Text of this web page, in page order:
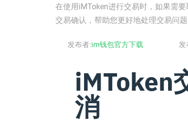
在使用iMToken进行交易时，如果需
交易确认，帮助您更好地处理交易问题
发布者:im钱包官方下载 发
iMToken
消